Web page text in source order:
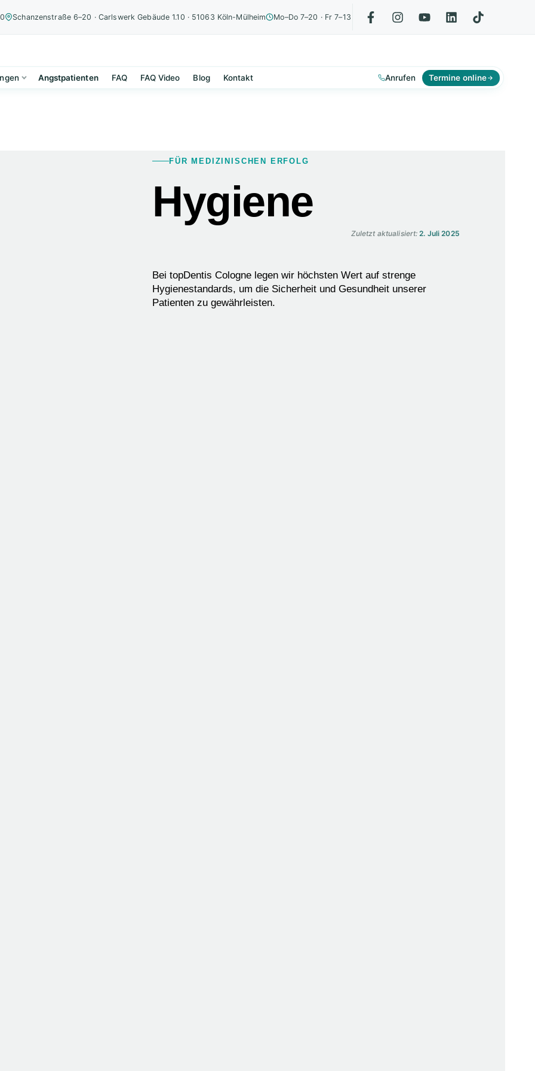
Schanzenstraße 6–20 · Carlswerk Gebäude 1.10 · 51063 Köln-Mülheim Mo–Do 7–20 · Fr 7–13
Angstpatienten FAQ FAQ Video Blog Kontakt Anrufen Termine online
FÜR MEDIZINISCHEN ERFOLG
Hygiene
Zuletzt aktualisiert: 2. Juli 2025
Bei topDentis Cologne legen wir höchsten Wert auf strenge
Hygienestandards, um die Sicherheit und Gesundheit unserer
Patienten zu gewährleisten.